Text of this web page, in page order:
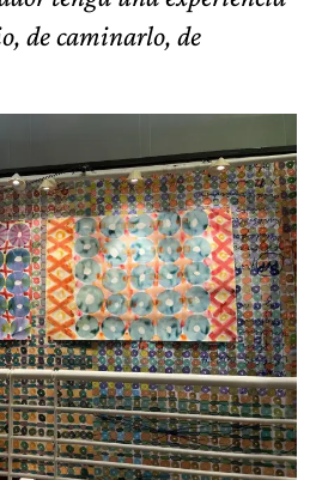
de caminarlo, de